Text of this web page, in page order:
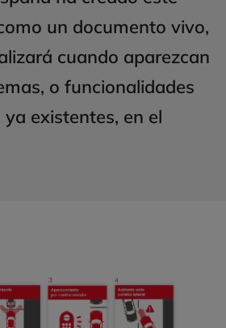
un documento vivo,
cuando aparezcan
o funcionalidades
existentes, en el